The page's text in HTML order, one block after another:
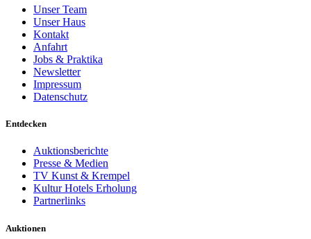
Unser Team
Unser Haus
Kontakt
Anfahrt
Jobs & Praktika
Newsletter
Impressum
Datenschutz
Entdecken
Auktionsberichte
Presse & Medien
TV Kunst & Krempel
Kultur Hotels Erholung
Partnerlinks
Auktionen